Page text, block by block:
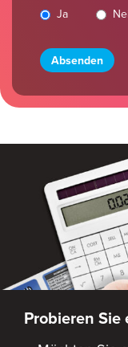
Ja
Probieren